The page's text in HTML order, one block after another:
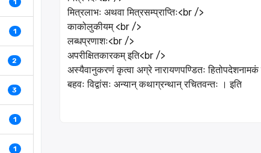
1
1
2
3
1
1
मित्रलाभः अथवा मित्रसम्प्राप्तिः<br />
काकोलुकीयम् <br />
लब्धप्रणाशः<br />
अपरीक्षितकारकम् इति<br />
अस्यैवानुकरणं कृत्वा अग्रे नारायणपण्डितः
बहवः विद्वांसः अन्यान् कथाग्रन्थान् रचितवन्तः । इति